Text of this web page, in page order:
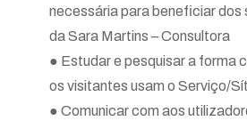
necessária para beneficiar
da Sara Martins – Consultora
● Estudar e pesquisar a forma
os visitantes usam o Serviço/
● Comunicar com aos